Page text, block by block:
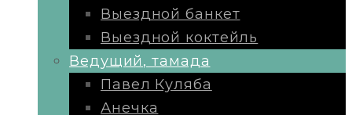
Выездной банкет
Выездной коктейль
Ведущий, тамада
Павел Куляба
Анечка